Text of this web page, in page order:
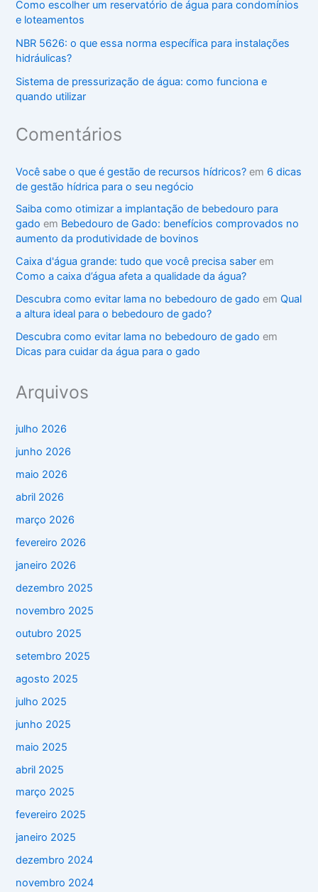
Como escolher um reservatório de água para condomínios
e loteamentos
NBR 5626: o que essa norma específica para instalações
hidráulicas?
Sistema de pressurização de água: como funciona e
quando utilizar
Comentários
Você sabe o que é gestão de recursos hídricos? em 6 dicas
de gestão hídrica para o seu negócio
Saiba como otimizar a implantação de bebedouro para
gado em Bebedouro de Gado: benefícios comprovados no
aumento da produtividade de bovinos
Caixa d'água grande: tudo que você precisa saber em
Como a caixa d’água afeta a qualidade da água?
Descubra como evitar lama no bebedouro de gado em Qual
a altura ideal para o bebedouro de gado?
Descubra como evitar lama no bebedouro de gado em
Dicas para cuidar da água para o gado
Arquivos
julho 2026
junho 2026
maio 2026
abril 2026
março 2026
fevereiro 2026
janeiro 2026
dezembro 2025
novembro 2025
outubro 2025
setembro 2025
agosto 2025
julho 2025
junho 2025
maio 2025
abril 2025
março 2025
fevereiro 2025
janeiro 2025
dezembro 2024
novembro 2024